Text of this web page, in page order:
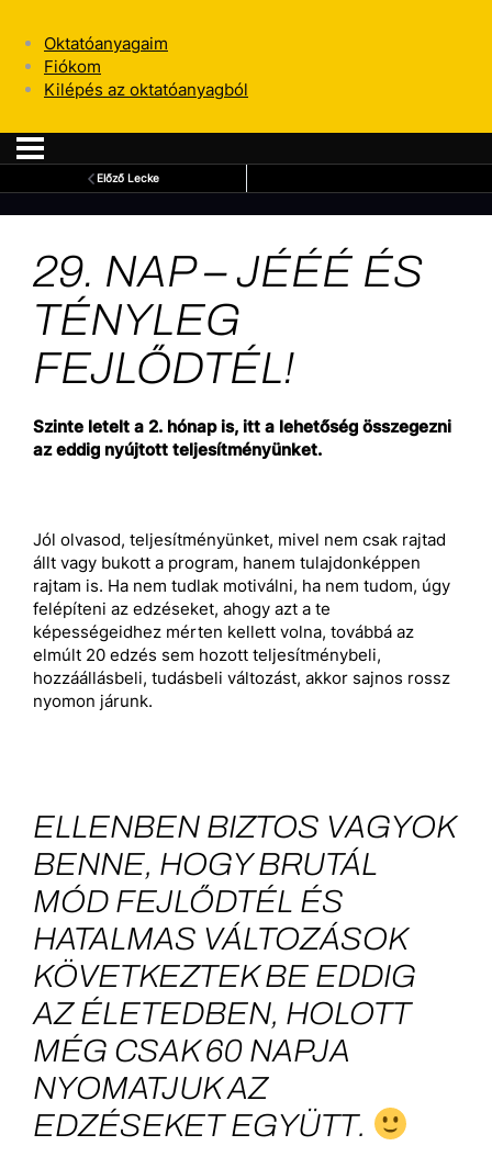
Oktatóanyagaim
Fiókom
Kilépés az oktatóanyagból
Előző Lecke
29. NAP – JÉÉÉ ÉS
TÉNYLEG
FEJLŐDTÉL!
Szinte letelt a 2. hónap is, itt a lehetőség összegezni
az eddig nyújtott teljesítményünket.
Jól olvasod, teljesítményünket, mivel nem csak rajtad
állt vagy bukott a program, hanem tulajdonképpen
rajtam is. Ha nem tudlak motiválni, ha nem tudom, úgy
felépíteni az edzéseket, ahogy azt a te
képességeidhez mérten kellett volna, továbbá az
elmúlt 20 edzés sem hozott teljesítménybeli,
hozzáállásbeli, tudásbeli változást, akkor sajnos rossz
nyomon járunk.
ELLENBEN BIZTOS VAGYOK
BENNE, HOGY BRUTÁL
MÓD FEJLŐDTÉL ÉS
HATALMAS VÁLTOZÁSOK
KÖVETKEZTEK BE EDDIG
AZ ÉLETEDBEN, HOLOTT
MÉG CSAK 60 NAPJA
NYOMATJUK AZ
EDZÉSEKET EGYÜTT.